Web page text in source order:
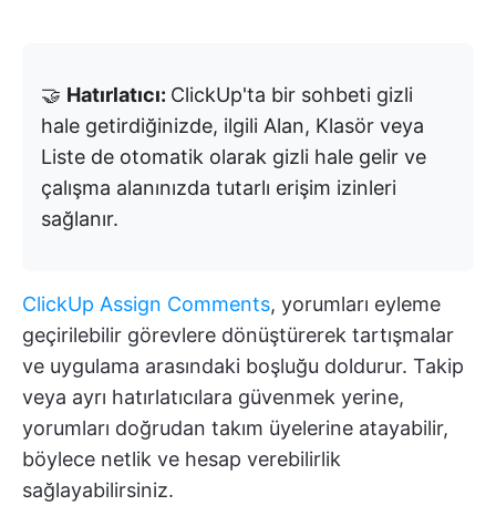
🤝 Hatırlatıcı: ClickUp'ta bir sohbeti gizli
hale getirdiğinizde, ilgili Alan, Klasör veya
Liste de otomatik olarak gizli hale gelir ve
çalışma alanınızda tutarlı erişim izinleri
sağlanır.
ClickUp Assign Comments, yorumları eyleme
geçirilebilir görevlere dönüştürerek tartışmalar
ve uygulama arasındaki boşluğu doldurur. Takip
veya ayrı hatırlatıcılara güvenmek yerine,
yorumları doğrudan takım üyelerine atayabilir,
böylece netlik ve hesap verebilirlik
sağlayabilirsiniz.